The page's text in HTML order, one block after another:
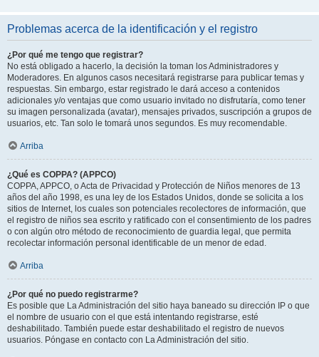
Problemas acerca de la identificación y el registro
¿Por qué me tengo que registrar?
No está obligado a hacerlo, la decisión la toman los Administradores y
Moderadores. En algunos casos necesitará registrarse para publicar temas y
respuestas. Sin embargo, estar registrado le dará acceso a contenidos
adicionales y/o ventajas que como usuario invitado no disfrutaría, como tener
su imagen personalizada (avatar), mensajes privados, suscripción a grupos de
usuarios, etc. Tan solo le tomará unos segundos. Es muy recomendable.
Arriba
¿Qué es COPPA? (APPCO)
COPPA, APPCO, o Acta de Privacidad y Protección de Niños menores de 13
años del año 1998, es una ley de los Estados Unidos, donde se solicita a los
sitios de Internet, los cuales son potenciales recolectores de información, que
el registro de niños sea escrito y ratificado con el consentimiento de los padres
o con algún otro método de reconocimiento de guardia legal, que permita
recolectar información personal identificable de un menor de edad.
Arriba
¿Por qué no puedo registrarme?
Es posible que La Administración del sitio haya baneado su dirección IP o que
el nombre de usuario con el que está intentando registrarse, esté
deshabilitado. También puede estar deshabilitado el registro de nuevos
usuarios. Póngase en contacto con La Administración del sitio.